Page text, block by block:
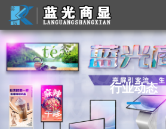
了解最新
及行业
行业动态